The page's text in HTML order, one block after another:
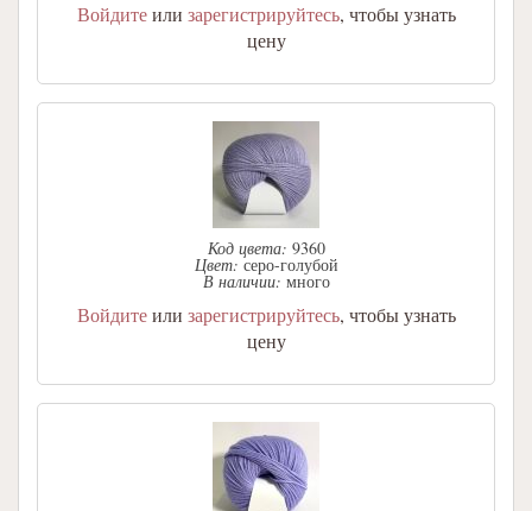
Войдитеили зарегистрируйтесь, чтобы узнать
цену
Код цвета: 9360
Цвет: серо-голубой
В наличии: много
Войдитеили зарегистрируйтесь, чтобы узнать
цену